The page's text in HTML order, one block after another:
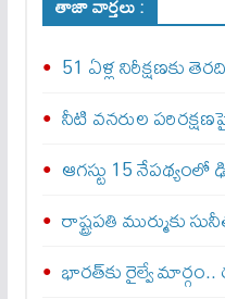
51 ఏళ్ల నిరీక్షణకు
నీటి వనరుల పరిరక్షణపై
ఆగస్టు 15 నేపథ్యంలో
రాష్ట్రపతి ముర్ముకు
భారత్‌కు రైల్వే